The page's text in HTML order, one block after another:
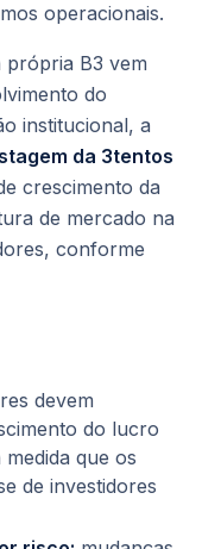
operacionais.
própria B3 vem
do
institucional, a
da 3tentos
crescimento da
de mercado na
conforme
devem
do lucro
que os
de investidores